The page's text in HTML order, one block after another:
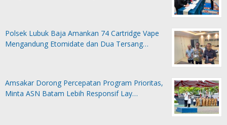
Polsek Lubuk Baja Amankan 74 Cartridge Vape
Mengandung Etomidate dan Dua Tersang…
Amsakar Dorong Percepatan Program Prioritas,
Minta ASN Batam Lebih Responsif Lay…